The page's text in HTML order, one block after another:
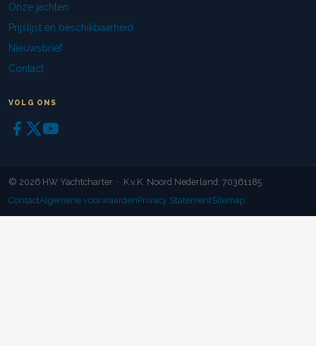
Onze jachten
Prijslijst en beschikbaarheid
Nieuwsbrief
Contact
VOLG ONS
© 2026 HW Yachtcharter · K.v.K. Noord Nederland: 70361185
ContactAlgemene voorwaardenPrivacy StatementSitemap